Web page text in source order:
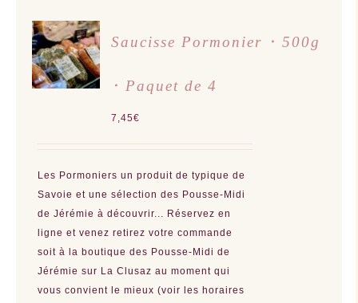
AJOUTER
AU
PANIER
/
DÉTAILS
Saucisse Pormonier ･ 500g
･ Paquet de 4
7,45€
Les Pormoniers un produit de typique de
Savoie et une sélection des Pousse-Midi
de Jérémie à découvrir... Réservez en
ligne et venez retirez votre commande
soit à la boutique des Pousse-Midi de
Jérémie sur La Clusaz au moment qui
vous convient le mieux (voir les horaires